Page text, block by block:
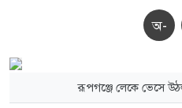
অ-
রূপগঞ্জে লেকে ভেসে